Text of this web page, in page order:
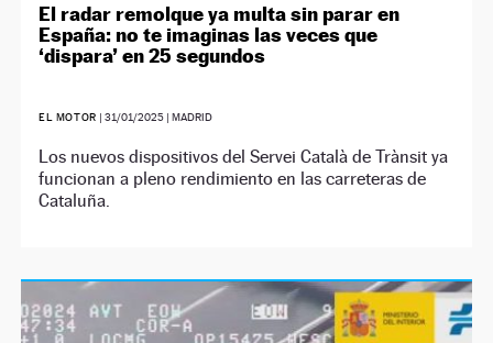
El radar remolque ya multa sin parar en
España: no te imaginas las veces que
‘dispara’ en 25 segundos
EL MOTOR | 31/01/2025| MADRID
Los nuevos dispositivos del Servei Català de Trànsit ya
funcionan a pleno rendimiento en las carreteras de
Cataluña.